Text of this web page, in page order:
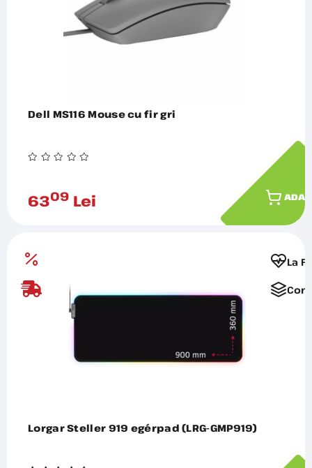
Dell MS116 Mouse cu fir gri
6309 Lei
La
Lorgar Steller 919 egérpad (LRG-GMP919)